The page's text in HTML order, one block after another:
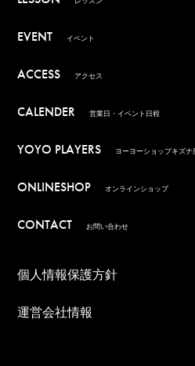
EVENT イベント
ACCESS アクセス
CALENDER 営業日・イベント日程
YOYO PLAYERS ヨーヨーショップキズナ
ONLINESHOP オンラインショップ
CONTACT お問い合わせ
個人情報保護方針
運営会社情報